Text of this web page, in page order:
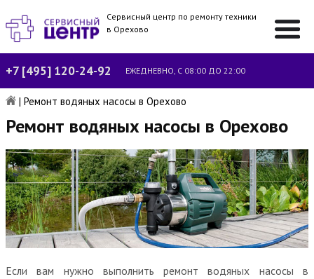
Сервисный центр по ремонту техники
в Орехово
+7 [495] 120-24-92 ЕЖЕДНЕВНО, С 08:00 ДО 22:00
| Ремонт водяных насосы в Орехово
Ремонт водяных насосы в Орехово
Если вам нужно выполнить ремонт водяных насосы в